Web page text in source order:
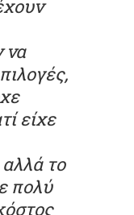
να
είχε
το
πολύ